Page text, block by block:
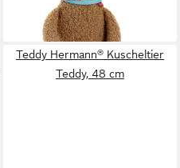
lieferbar - in 1-2 Werktagen bei dir
Teddy Hermann® Kuscheltier
Teddy, 48 cm